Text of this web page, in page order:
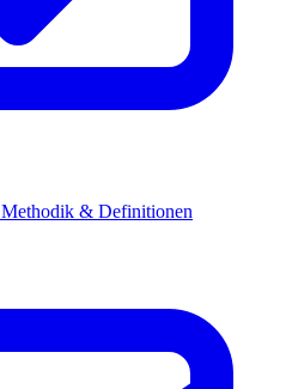
Methodik & Definitionen